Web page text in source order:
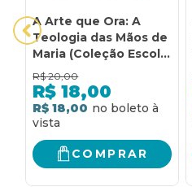
A Arte que Ora: A
Teologia das Mãos de
Maria (Coleção Escola
de Maria - 27)
R$ 20,00
R$ 18,00
R$ 18,00
COMPRAR